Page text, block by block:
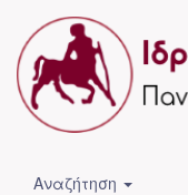
Αναζήτηση